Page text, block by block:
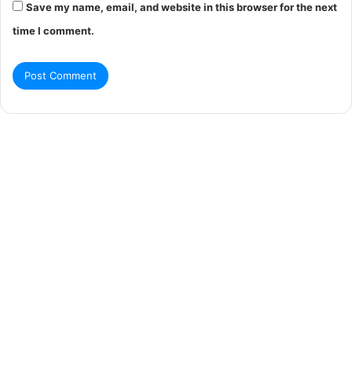
Save my name, email, and website in this browser for the next
time I comment.